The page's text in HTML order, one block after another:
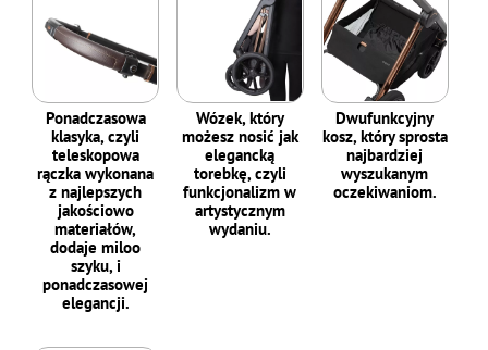
Ponadczasowa
klasyka, czyli
teleskopowa
rączka wykonana
z najlepszych
jakościowo
materiałów,
dodaje miloo
szyku, i
ponadczasowej
elegancji.
Wózek, który
możesz nosić jak
elegancką
torebkę, czyli
funkcjonalizm w
artystycznym
wydaniu.
Dwufunkcyjny
kosz, który sprosta
najbardziej
wyszukanym
oczekiwaniom.